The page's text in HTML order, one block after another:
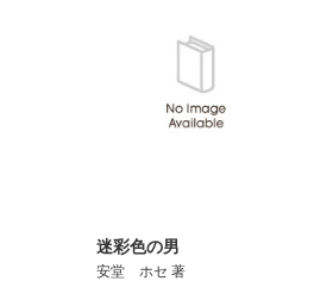
迷彩色の男
安堂 ホセ 著